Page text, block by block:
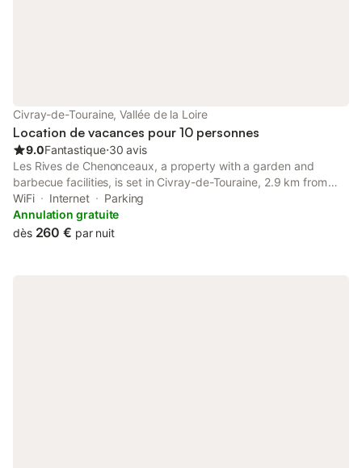
Civray-de-Touraine, Vallée de la Loire
Location de vacances pour 10 personnes
9.0Fantastique⋅30 avis
Les Rives de Chenonceaux, a property with a garden and
barbecue facilities, is set in Civray-de-Touraine, 2.9 km from
Château de Chenonceau, 18 km from Château d'Amboise, as
well as 18 km from Château du Clos Lucé.
WiFi Internet
Parking
Annulation gratuite
dès 260 € par nuit